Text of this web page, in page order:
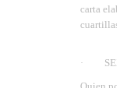
carta
·